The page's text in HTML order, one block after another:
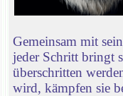
Gemeinsam mit
jeder Schritt bringt
überschritten
wird, kämpfen sie